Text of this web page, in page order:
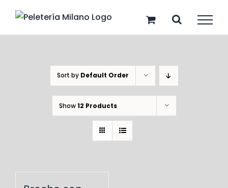
content
Sort by Default Order
Show12 Products